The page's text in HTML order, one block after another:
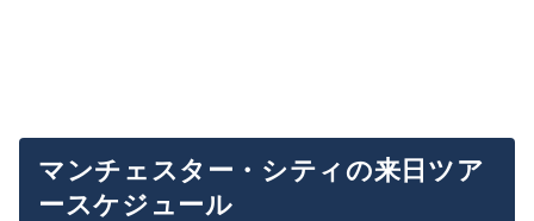
マンチェスター・シティの来日ツア
ースケジュール